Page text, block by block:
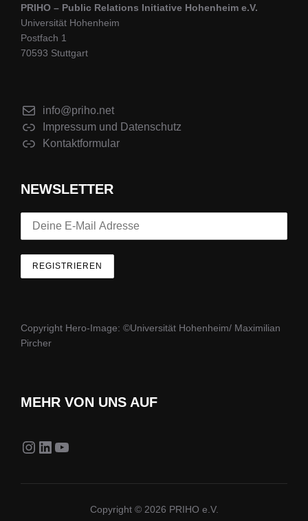
PRIHO – Public Relations Initiative Hohenheim e.V.
Universität Hohenheim
Postfach 1
70593 Stuttgart
info@priho.net
Impressum und Datenschutz
Kontaktformular
NEWSLETTER
Copyright Hero-Image: ©Universität Hohenheim/ Maximilian
Pircher
MEHR VON UNS AUF
Instagram
LinkedIn
YouTube
Copyright © 2026 PRIHO e.V.